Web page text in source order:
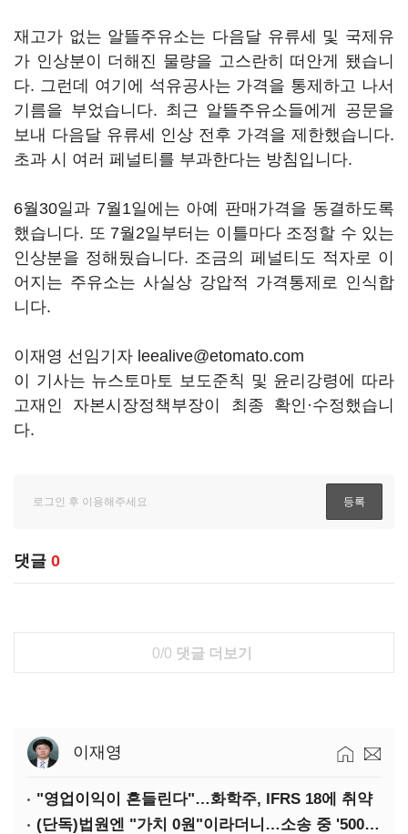
재고가 없는 알뜰주유소는 다음달 유류세 및 국제유
가 인상분이 더해진 물량을 고스란히 떠안게 됐습니
다. 그런데 여기에 석유공사는 가격을 통제하고 나서
기름을 부었습니다. 최근 알뜰주유소들에게 공문을
보내 다음달 유류세 인상 전후 가격을 제한했습니다.
초과 시 여러 페널티를 부과한다는 방침입니다.
6월30일과 7월1일에는 아예 판매가격을 동결하도록
했습니다. 또 7월2일부터는 이틀마다 조정할 수 있는
인상분을 정해뒀습니다. 조금의 페널티도 적자로 이
어지는 주유소는 사실상 강압적 가격통제로 인식합
니다.
이재영 선임기자 leealive@etomato.com
이 기사는 뉴스토마토 보도준칙 및 윤리강령에 따라
고재인 자본시장정책부장이 최종 확인·수정했습니
다.
댓글 0
0/0 댓글 더보기
이재영
"영업이익이 흔들린다"…화학주, IFRS 18에 취약
(단독)법원엔 "가치 0원"이라더니…소송 중 '500원 유증' 강행한 라인게임즈